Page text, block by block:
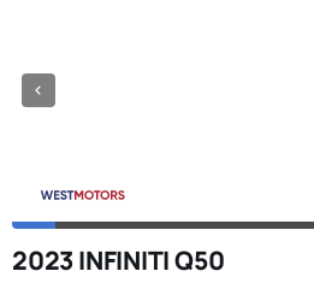
2023 INFINITI Q50